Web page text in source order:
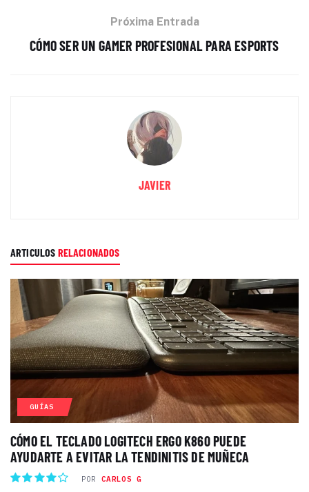
Próxima Entrada
CÓMO SER UN GAMER PROFESIONAL PARA ESPORTS
JAVIER
ARTICULOS RELACIONADOS
GUÍAS
CÓMO EL TECLADO LOGITECH ERGO K860 PUEDE
AYUDARTE A EVITAR LA TENDINITIS DE MUÑECA
POR CARLOS G